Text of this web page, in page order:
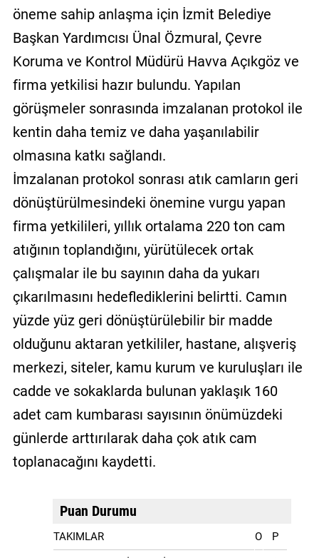
öneme sahip anlaşma için İzmit Belediye
Başkan Yardımcısı Ünal Özmural, Çevre
Koruma ve Kontrol Müdürü Havva Açıkgöz ve
firma yetkilisi hazır bulundu. Yapılan
görüşmeler sonrasında imzalanan protokol ile
kentin daha temiz ve daha yaşanılabilir
olmasına katkı sağlandı.
İmzalanan protokol sonrası atık camların geri
dönüştürülmesindeki önemine vurgu yapan
firma yetkilileri, yıllık ortalama 220 ton cam
atığının toplandığını, yürütülecek ortak
çalışmalar ile bu sayının daha da yukarı
çıkarılmasını hedeflediklerini belirtti. Camın
yüzde yüz geri dönüştürülebilir bir madde
olduğunu aktaran yetkililer, hastane, alışveriş
merkezi, siteler, kamu kurum ve kuruluşları ile
cadde ve sokaklarda bulunan yaklaşık 160
adet cam kumbarası sayısının önümüzdeki
günlerde arttırılarak daha çok atık cam
toplanacağını kaydetti.
Puan Durumu
TAKIMLAR O P